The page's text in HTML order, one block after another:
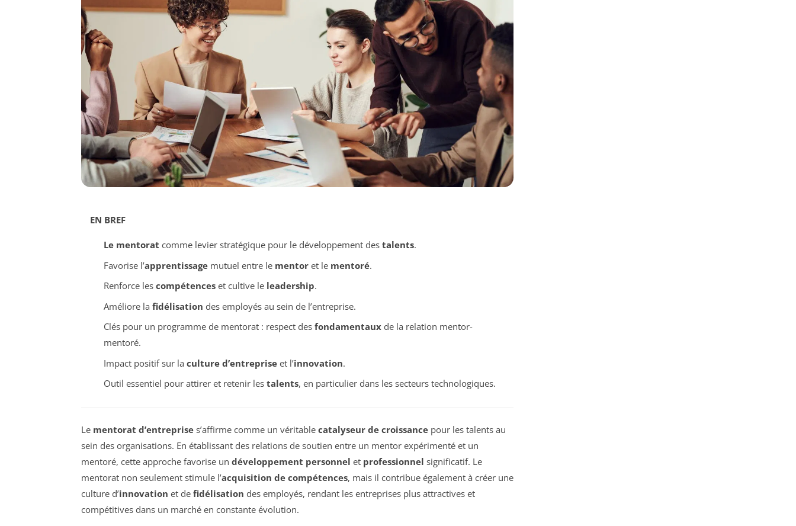
EN BREF
Le mentorat comme levier stratégique pour le développement des talents.
Favorise l’apprentissagemutuel entre le mentoret le mentoré.
Renforce les compétenceset cultive le leadership.
Améliore la fidélisation des employés au sein de l’entreprise.
Clés pour un programme de mentorat : respect des fondamentauxde la relation mentor-
mentoré.
Impact positif sur la culture d’entrepriseet l’innovation.
Outil essentiel pour attirer et retenir les talents, en particulier dans les secteurs technologiques.
Le mentorat d’entreprise s’affirme comme un véritable catalyseur de croissance pour les talents au
sein des organisations. En établissant des relations de soutien entre un mentor expérimenté et un
mentoré, cette approche favorise un développement personnel et professionnel significatif. Le
mentorat non seulement stimule l’acquisition de compétences, mais il contribue également à créer une
culture d’innovation et de fidélisation des employés, rendant les entreprises plus attractives et
compétitives dans un marché en constante évolution.